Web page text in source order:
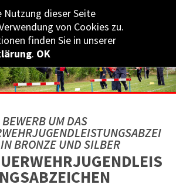
Nutzung dieser Seite
von Cookies zu.
finden Sie in unserer
. OK
BEWERB UM DAS
BRONZE UND SILBER